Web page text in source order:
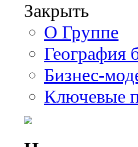
Закрыть
О Группе
География
Бизнес-
Ключевые